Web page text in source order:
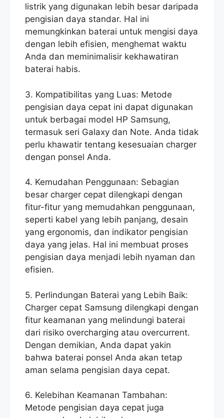
listrik yang digunakan lebih besar daripada
pengisian daya standar. Hal ini
memungkinkan baterai untuk mengisi daya
dengan lebih efisien, menghemat waktu
Anda dan meminimalisir kekhawatiran
baterai habis.
3. Kompatibilitas yang Luas: Metode
pengisian daya cepat ini dapat digunakan
untuk berbagai model HP Samsung,
termasuk seri Galaxy dan Note. Anda tidak
perlu khawatir tentang kesesuaian charger
dengan ponsel Anda.
4. Kemudahan Penggunaan: Sebagian
besar charger cepat dilengkapi dengan
fitur-fitur yang memudahkan penggunaan,
seperti kabel yang lebih panjang, desain
yang ergonomis, dan indikator pengisian
daya yang jelas. Hal ini membuat proses
pengisian daya menjadi lebih nyaman dan
efisien.
5. Perlindungan Baterai yang Lebih Baik:
Charger cepat Samsung dilengkapi dengan
fitur keamanan yang melindungi baterai
dari risiko overcharging atau overcurrent.
Dengan demikian, Anda dapat yakin
bahwa baterai ponsel Anda akan tetap
aman selama pengisian daya cepat.
6. Kelebihan Keamanan Tambahan:
Metode pengisian daya cepat juga